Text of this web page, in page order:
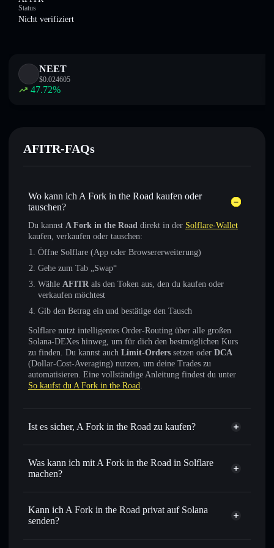
Status
Nicht verifiziert
NEET
$0.024605
47.72%
AFITR-FAQs
Wo kann ich A Fork in the Road kaufen oder
tauschen?
Du kannst A Fork in the Road direkt in der Solflare-Wallet
kaufen, verkaufen oder tauschen:
Öffne Solflare (App oder Browsererweiterung)
Gehe zum Tab „Swap“
Wähle AFITR als den Token aus, den du kaufen oder
verkaufen möchtest
Gib den Betrag ein und bestätige den Tausch
Solflare nutzt intelligentes Order-Routing über alle großen
Solana-DEXes hinweg, um für dich den bestmöglichen Kurs
zu finden. Du kannst auch Limit-Orders setzen oder DCA
(Dollar-Cost-Averaging) nutzen, um deine Trades zu
automatisieren. Eine vollständige Anleitung findest du unter
So kaufst du A Fork in the Road.
Ist es sicher, A Fork in the Road zu kaufen?
A Fork in the Road
nicht
Was kann ich mit A Fork in the Road in Solflare
machen?
A Fork in the Road
Solflare-Wallet
Sofort tauschen– handle AFITR gegen SOL, USDC oder
Tausende anderer Solana-Tokens mit intelligentem Order
Kann ich A Fork in the Road privat auf Solana
senden?
Privacy